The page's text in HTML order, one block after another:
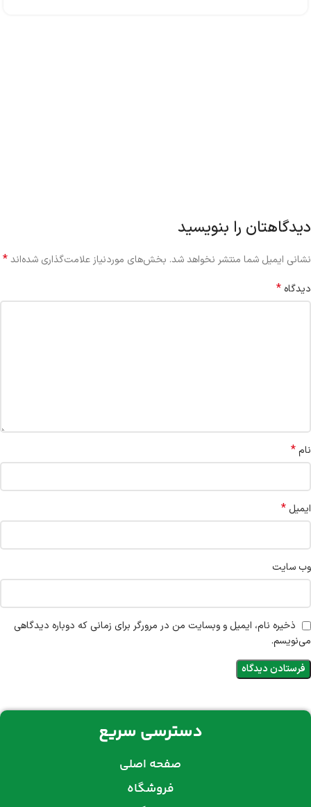
دیدگاهتان را بنویسید
نشانی ایمیل شما منتشر نخواهد شد. بخش‌های موردنیاز علامت‌گذاری شده‌اند*
دیدگاه *
نام*
ایمیل *
وب‌ سایت
ذخیره نام، ایمیل و وبسایت من در مرورگر برای زمانی که دوباره دیدگاهی
می‌نویسم.
دسترسی سریع
صفحه اصلی
فروشگاه